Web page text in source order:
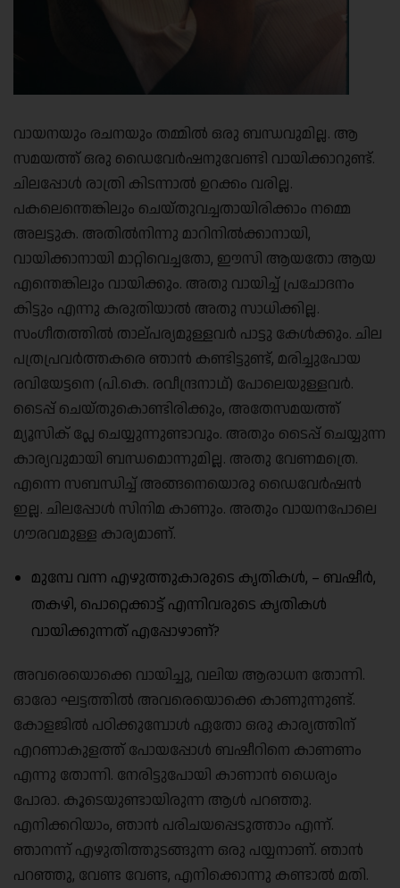
വായനയും രചനയും തമ്മിൽ ഒരു ബന്ധവുമില്ല. ആ
സമയത്ത് ഒരു ഡൈവേർഷനുവേണ്ടി വായിക്കാറുണ്ട്.
ചിലപ്പോൾ രാത്രി കിടന്നാൽ ഉറക്കം വരില്ല.
പകലെന്തെങ്കിലും ചെയ്തുവച്ചതായിരിക്കാം നമ്മെ
അലട്ടുക. അതിൽനിന്നു മാറിനിൽക്കാനായി,
വായിക്കാനായി മാറ്റിവെച്ചതോ, ഈസി ആയതോ ആയ
എന്തെങ്കിലും വായിക്കും. അതു വായിച്ച് പ്രചോദനം
കിട്ടും എന്നു കരുതിയാൽ അതു സാധിക്കില്ല.
സംഗീതത്തിൽ താല്പര്യമുള്ളവർ പാട്ടു കേൾക്കും. ചില
പത്രപ്രവർത്തകരെ ഞാൻ കണ്ടിട്ടുണ്ട്, മരിച്ചുപോയ
രവിയേട്ടനെ (പി.കെ. രവീന്ദ്രനാഥ്) പോലെയുള്ളവർ.
ടൈപ്പ് ചെയ്തുകൊണ്ടിരിക്കും, അതേസമയത്ത്
മ്യൂസിക് പ്ലേ ചെയ്യുന്നുണ്ടാവും. അതും ടൈപ്പ് ചെയ്യുന്ന
കാര്യവുമായി ബന്ധമൊന്നുമില്ല. അതു വേണമത്രെ.
എന്നെ സബന്ധിച്ച് അങ്ങനെയൊരു ഡൈവേർഷൻ
ഇല്ല. ചിലപ്പോൾ സിനിമ കാണും. അതും വായനപോലെ
ഗൗരവമുള്ള കാര്യമാണ്.
മുമ്പേ വന്ന എഴുത്തുകാരുടെ കൃതികൾ, – ബഷീർ,
തകഴി, പൊറ്റെക്കാട്ട് എന്നിവരുടെ കൃതികൾ
വായിക്കുന്നത് എപ്പോഴാണ്?
അവരെയൊക്കെ വായിച്ചു, വലിയ ആരാധന തോന്നി.
ഓരോ ഘട്ടത്തിൽ അവരെയൊക്കെ കാണുന്നുണ്ട്.
കോളജിൽ പഠിക്കുമ്പോൾ ഏതോ ഒരു കാര്യത്തിന്
എറണാകുളത്ത് പോയപ്പോൾ ബഷീറിനെ കാണണം
എന്നു തോന്നി. നേരിട്ടുപോയി കാണാൻ ധൈര്യം
പോരാ. കൂടെയുണ്ടായിരുന്ന ആൾ പറഞ്ഞു.
എനിക്കറിയാം, ഞാൻ പരിചയപ്പെടുത്താം എന്ന്.
ഞാനന്ന് എഴുതിത്തുടങ്ങുന്ന ഒരു പയ്യനാണ്. ഞാൻ
പറഞ്ഞു, വേണ്ട വേണ്ട, എനിക്കൊന്നു കണ്ടാൽ മതി.